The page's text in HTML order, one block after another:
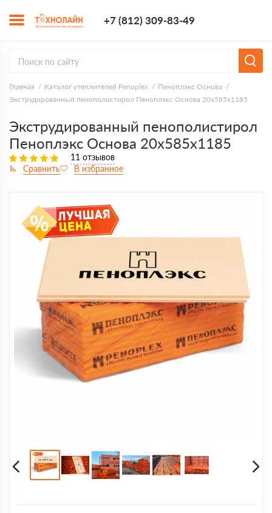
+7 (812) 309-83-49
Главная Каталог утеплителей Penoplex
Пеноплэкс Основа
Экструдированный пенополистирол Пеноплэкс Основа 20х585х1185
Экструдированный пенополистирол
Пеноплэкс Основа 20х585х1185
11 отзывов